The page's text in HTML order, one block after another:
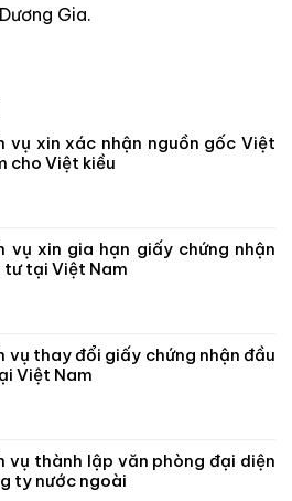
Dương Gia.
vụ xin xác nhận nguồn gốc Việt
cho Việt kiều
vụ xin gia hạn giấy chứng nhận
tư tại Việt Nam
vụ thay đổi giấy chứng nhận đầu
Việt Nam
vụ thành lập văn phòng đại diện
ty nước ngoài